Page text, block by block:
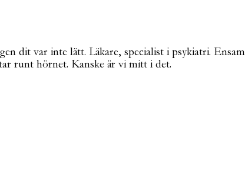
dit var inte lätt. Läkare, specialist i psykiatri.
runt hörnet. Kanske är vi mitt i det.